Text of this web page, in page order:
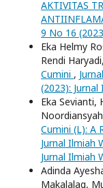
AKTIVITAS
9 No 16
Eka Helmy
Rendi Haryadi,
Cumini ,
(2023):
Eka Sevianti,
Cumini (L): A
Jurnal Ilmiah
Jurnal Ilmiah
Adinda
Makalalag,